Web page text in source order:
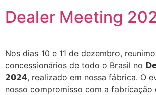
Dealer Meeting
Nos dias 10 e 11 de dezembro,
concessionários de todo o Brasil no
𝟮𝟬𝟮𝟰, realizado em nossa fábrica. O
nosso compromisso com a fabricação